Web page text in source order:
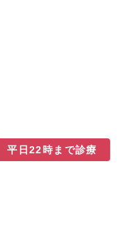
平日22時まで診療